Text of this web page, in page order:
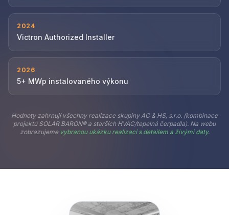
2024
Victron Authorized Installer
2026
5+ MWp instalovaného výkonu
Hodnoty zahrnují všechny realizace skupiny AC & HS, s.r.o. (kombinace
projektů SOLAR BARON® a starších HVAC/tepelná čerpadla). Na webu
zobrazujeme vybranou ukázku realizací s detailem a živými daty.